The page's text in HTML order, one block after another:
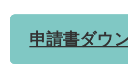
申請書ダウ